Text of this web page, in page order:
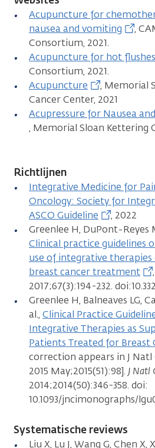
Acupuncture for
nausea and vomiting
,
Consortium, 2021.
Acupuncture for hot flushes
Consortium, 2021.
Acupuncture
, Memorial
Cancer Center, 2021
Acupressure for Nausea
, Memorial Sloan Kettering
Richtlijnen
Integrative Medicine for
Oncology: Society for
ASCO Guideline
, 2022
Greenlee H, DuPont-Reyes
Clinical practice guidelines
use of integrative
breast cancer treatment
,
2017;67(3):194-232.
Greenlee H, Balneaves LG,
al., Clinical Practice
Integrative Therapies as
Patients Treated for Breast
correction appears in J
2015 May;2015(51):98]. J Natl
2014;2014(50):346-358. doi:
10.1093/
Systematische reviews
Liu X, Lu J, Wang G, Chen X,